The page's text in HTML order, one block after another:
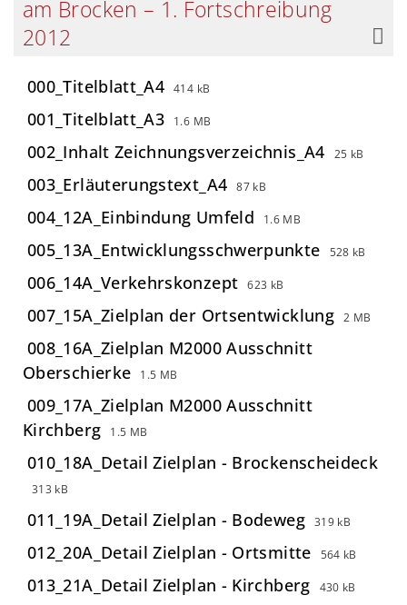
am Brocken – 1. Fortschreibung
2012
000_Titelblatt_A4 414 kB
001_Titelblatt_A3 1.6 MB
002_Inhalt Zeichnungsverzeichnis_A4 25 kB
003_Erläuterungstext_A4 87 kB
004_12A_Einbindung Umfeld 1.6 MB
005_13A_Entwicklungsschwerpunkte 528 kB
006_14A_Verkehrskonzept 623 kB
007_15A_Zielplan der Ortsentwicklung 2 MB
008_16A_Zielplan M2000 Ausschnitt
Oberschierke
1.5 MB
009_17A_Zielplan M2000 Ausschnitt
Kirchberg
1.5 MB
010_18A_Detail Zielplan - Brockenscheideck
313 kB
011_19A_Detail Zielplan - Bodeweg 319 kB
012_20A_Detail Zielplan - Ortsmitte 564 kB
013_21A_Detail Zielplan - Kirchberg 430 kB